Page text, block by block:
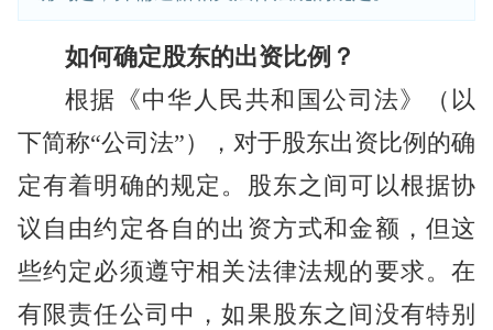
如何确定股东的出资比例？
根据《中华人民共和国公司法》（以
下简称“公司法”），对于股东出资比例的确
定有着明确的规定。股东之间可以根据协
议自由约定各自的出资方式和金额，但这
些约定必须遵守相关法律法规的要求。在
有限责任公司中，如果股东之间没有特别